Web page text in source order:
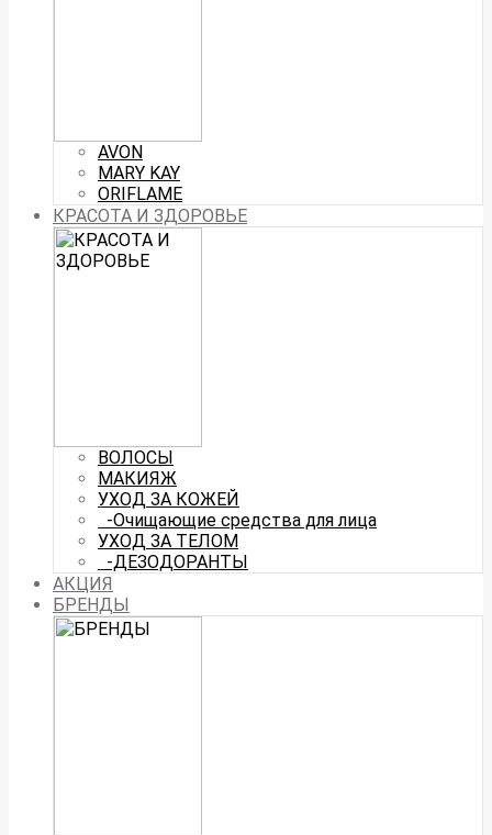
AVON
MARY KAY
ORIFLAME
КРАСОТА И ЗДОРОВЬЕ
ВОЛОСЫ
МАКИЯЖ
УХОД ЗА КОЖЕЙ
-Очищающие средства для лица
УХОД ЗА ТЕЛОМ
-ДЕЗОДОРАНТЫ
АКЦИЯ
БРЕНДЫ